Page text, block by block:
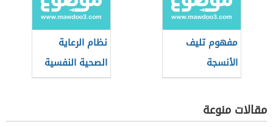
مفهوم تليف
الأنسجة
نظام الرعاية
الصحية النفسية
(نظام سعودي)
مقالات منوعة